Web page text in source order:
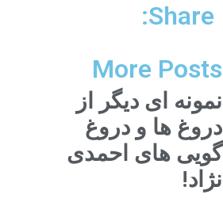
Share:
More Posts
نمونه ای دیگر از
دروغ ها و دروغ
گویی های احمدی
نژاد!